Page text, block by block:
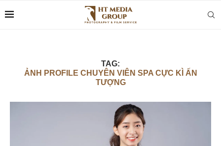
TAG:
ẢNH PROFILE CHUYÊN VIÊN SPA CỰC KÌ ẤN
TƯỢNG